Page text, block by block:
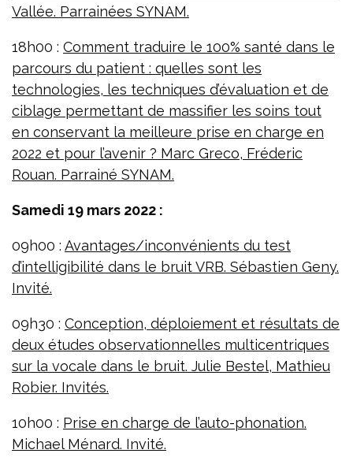
Vallée. Parrainées SYNAM.
18h00 : Comment traduire le 100% santé dans le
parcours du patient : quelles sont les
technologies, les techniques d’évaluation et de
ciblage permettant de massifier les soins tout
en conservant la meilleure prise en charge en
2022 et pour l’avenir ? Marc Greco, Fréderic
Rouan. Parrainé SYNAM.
Samedi 19 mars 2022 :
09h00 : Avantages/inconvénients du test
d’intelligibilité dans le bruit VRB. Sébastien Geny.
Invité.
09h30 : Conception, déploiement et résultats de
deux études observationnelles multicentriques
sur la vocale dans le bruit. Julie Bestel, Mathieu
Robier. Invités.
10h00 : Prise en charge de l’auto-phonation.
Michael Ménard. Invité.